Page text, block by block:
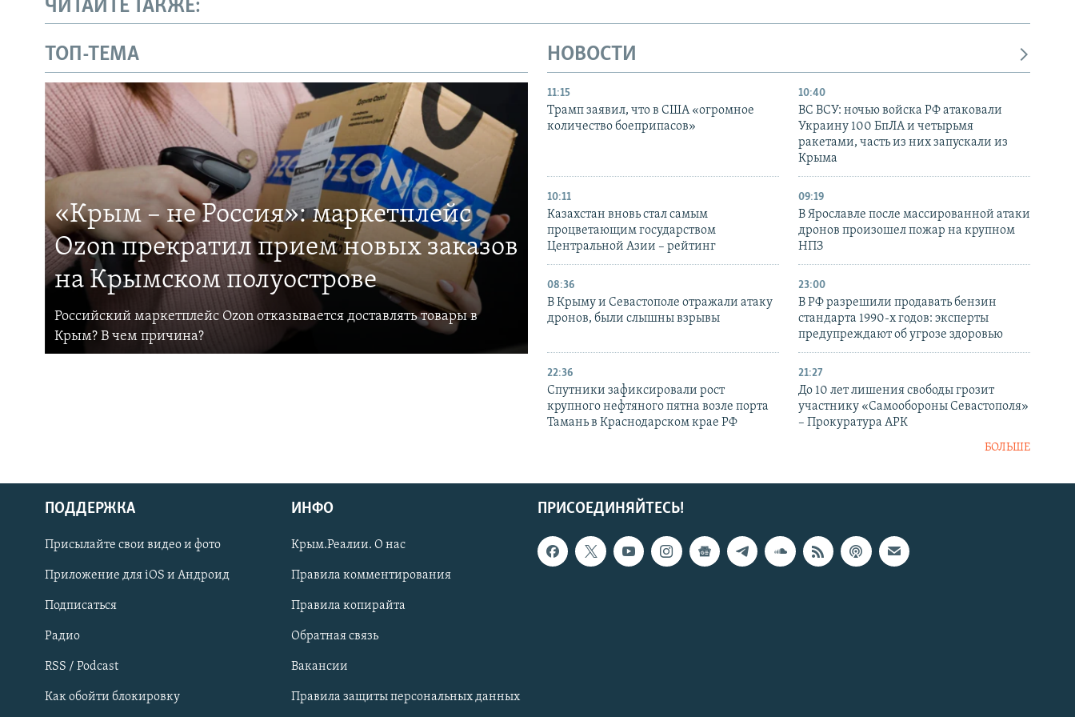
Українською
Qırımtatar
ПРИСОЕДИНЯЙТЕСЬ!
ЧИТАЙТЕ ТАКЖЕ:
ТОП-ТЕМА
«Крым – не Россия»: маркетплейс
Ozon прекратил прием новых заказов
на Крымском полуострове
Российский маркетплейс Ozon отказывается доставлять товары в
Крым? В чем причина?
НОВОСТИ
11:15
Трамп заявил, что в США «огромное
количество боеприпасов»
10:40
ВС ВСУ: ночью войска РФ атаковали
Украину 100 БпЛА и четырьмя
ракетами, часть из них запускали из
Крыма
10:11
Казахстан вновь стал самым
процветающим государством
Центральной Азии – рейтинг
09:19
В Ярославле после массированной атаки
дронов произошел пожар на крупном
НПЗ
08:36
В Крыму и Севастополе отражали атаку
дронов, были слышны взрывы
23:00
В РФ разрешили продавать бензин
стандарта 1990-х годов: эксперты
предупреждают об угрозе здоровью
22:36
Спутники зафиксировали рост
крупного нефтяного пятна возле порта
Тамань в Краснодарском крае РФ
21:27
До 10 лет лишения свободы грозит
участнику «Самообороны Севастополя»
– Прокуратура АРК
БОЛЬШЕ
ПРИСОЕДИНЯЙТЕСЬ!
ПОДДЕРЖКА
Присылайте свои видео и фото
Приложение для iOS и Андроид
Подписаться
Радио
RSS / Podcast
Как обойти блокировку
ИНФО
Крым.Реалии. О нас
Правила комментирования
Правила копирайта
Обратная связь
Вакансии
Правила защиты персональных данных